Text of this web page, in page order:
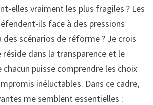
elles vraiment les plus fragiles ? Les
ils face à des pressions
scénarios de réforme ? Je crois
dans la transparence et le
puisse comprendre les choix
inéluctables. Dans ce cadre,
me semblent essentielles :